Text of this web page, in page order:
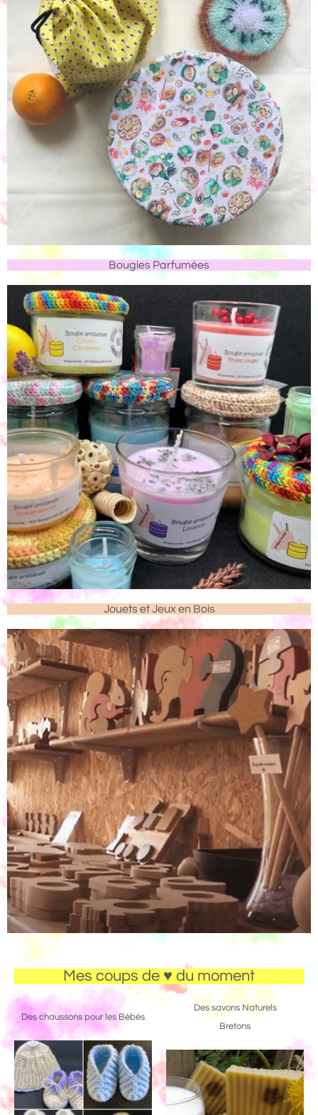
Bougies Parfumées
Jouets et Jeux en Bois
Mes coups de ♥ du moment
Des chaussons pour les Bébés
Des savons Naturels
Bretons